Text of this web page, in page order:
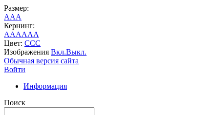
Размер:
AAA
Кернинг:
AAAAAA
Цвет: CCC
Изображения Вкл.Выкл.
Обычная версия сайта
Войти
Информация
Поиск